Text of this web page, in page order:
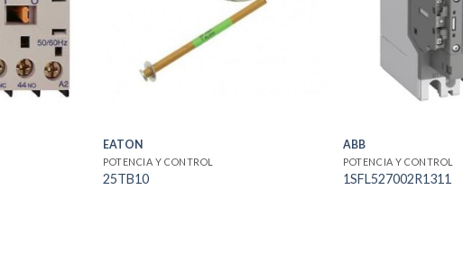
EATON
POTENCIA Y CONTROL
25TB10
ABB
POTENCIA Y CONTROL
1SFL527002R1311